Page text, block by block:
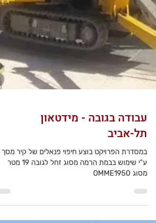
עבודה בגובה - מידטאון
תל-אביב
במסדרת הפרויקט בוצע חיפוי פנאלים של קיר מסך
מסוג OMME1950